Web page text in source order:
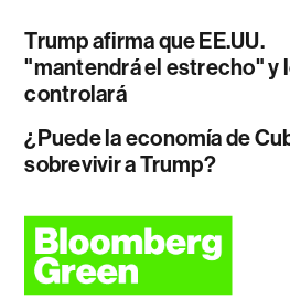
Trump afirma que EE.UU.
"mantendrá el estrecho" y
controlará
¿Puede la economía de
sobrevivir a Trump?